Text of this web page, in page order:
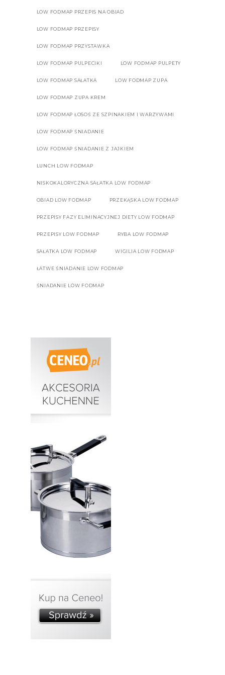
LOW FODMAP PRZEPIS NA OBIAD
LOW FODMAP PRZEPISY
LOW FODMAP PRZYSTAWKA
LOW FODMAP PULPECIKI LOW FODMAP PULPETY
LOW FODMAP SAŁATKA LOW FODMAP ZUPA
LOW FODMAP ZUPA KREM
LOW FODMAP ŁOSOŚ ZE SZPINAKIEM I WARZYWAMI
LOW FODMAP ŚNIADANIE
LOW FODMAP ŚNIADANIE Z JAJKIEM
LUNCH LOW FODMAP
NISKOKALORYCZNA SAŁATKA LOW FODMAP
OBIAD LOW FODMAP PRZEKĄSKA LOW FODMAP
PRZEPISY FAZY ELIMINACYJNEJ DIETY LOW FODMAP
PRZEPISY LOW FODMAP RYBA LOW FODMAP
SAŁATKA LOW FODMAP WIGILIA LOW FODMAP
ŁATWE ŚNIADANIE LOW FODMAP
ŚNIADANIE LOW FODMAP